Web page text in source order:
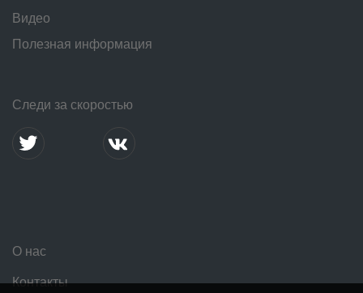
Видео
Полезная информация
Следи за скоростью
О нас
Контакты